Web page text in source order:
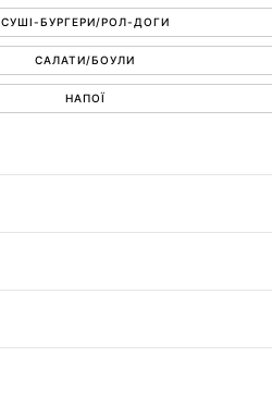
СУШІ-БУРГЕРИ/РОЛ-ДОГИ
САЛАТИ/БОУЛИ
НАПОЇ